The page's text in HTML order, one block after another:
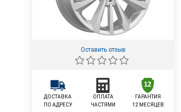
Оставить отзыв
ДОСТАВКА
ПО АДРЕСУ
ОПЛАТА
ЧАСТЯМИ
ГАРАНТИЯ
12 МЕСЯЦЕВ